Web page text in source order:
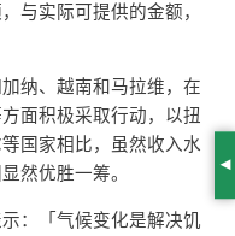
与实际可提供的金额，
纳、越南和马拉维，在
面积极采取行动，以扭
国家相比，虽然收入水
然优胜一筹。
：「气候变化是解决饥